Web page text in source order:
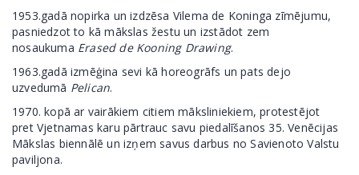
1953.gadā nopirka un izdzēsa Vilema de Koninga zīmējumu,
pasniedzot to kā mākslas žestu un izstādot zem
nosaukuma Erased de Kooning Drawing.
1963.gadā izmēģina sevi kā horeogrāfs un pats dejo
uzvedumā Pelican.
1970. kopā ar vairākiem citiem māksliniekiem, protestējot
pret Vjetnamas karu pārtrauc savu piedalīšanos 35. Venēcijas
Mākslas biennālē un izņem savus darbus no Savienoto Valstu
paviljona.